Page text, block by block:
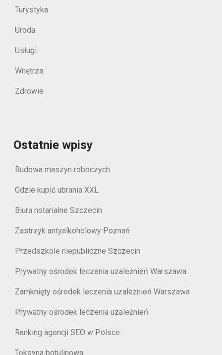
Turystyka
Uroda
Usługi
Wnętrza
Zdrowie
Ostatnie wpisy
Budowa maszyn roboczych
Gdzie kupić ubrania XXL
Biura notarialne Szczecin
Zastrzyk antyalkoholowy Poznań
Przedszkole niepubliczne Szczecin
Prywatny ośrodek leczenia uzależnień Warszawa
Zamknięty ośrodek leczenia uzależnień Warszawa
Prywatny ośrodek leczenia uzależnień
Ranking agencji SEO w Polsce
Toksyna botulinowa